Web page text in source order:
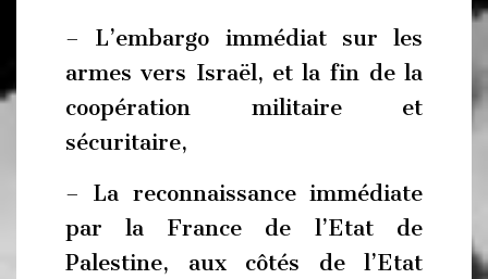
– L’embargo immédiat sur les
armes vers Israël, et la fin de la
coopération militaire et
sécuritaire,
– La reconnaissance immédiate
par la France de l’Etat de
Palestine, aux côtés de l’Etat